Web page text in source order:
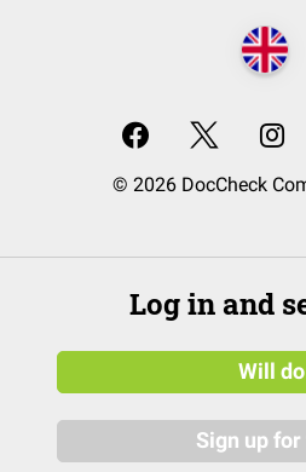
© 2026 DocCheck
Log in and
Will do
Sign up